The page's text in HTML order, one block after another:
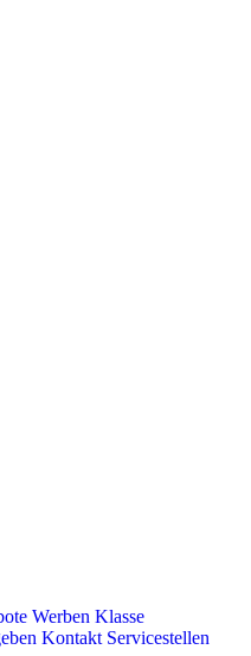
Werben Klasse
Kontakt Servicestellen